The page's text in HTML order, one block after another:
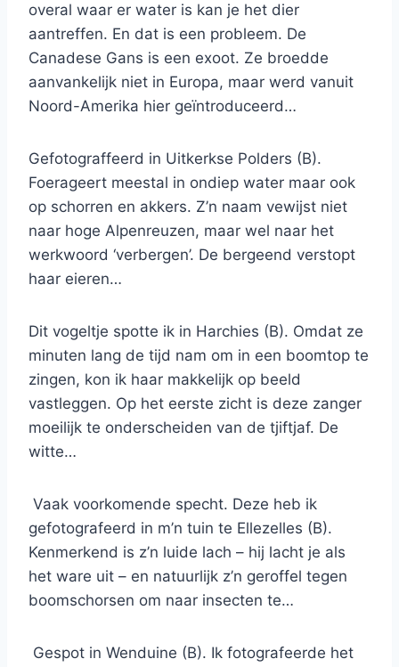
overal waar er water is kan je het dier
aantreffen. En dat is een probleem. De
Canadese Gans is een exoot. Ze broedde
aanvankelijk niet in Europa, maar werd vanuit
Noord-Amerika hier geïntroduceerd…
Gefotograffeerd in Uitkerkse Polders (B).
Foerageert meestal in ondiep water maar ook
op schorren en akkers. Z’n naam vewijst niet
naar hoge Alpenreuzen, maar wel naar het
werkwoord ‘verbergen’. De bergeend verstopt
haar eieren…
Dit vogeltje spotte ik in Harchies (B). Omdat ze
minuten lang de tijd nam om in een boomtop te
zingen, kon ik haar makkelijk op beeld
vastleggen. Op het eerste zicht is deze zanger
moeilijk te onderscheiden van de tjiftjaf. De
witte…
Vaak voorkomende specht. Deze heb ik
gefotografeerd in m’n tuin te Ellezelles (B).
Kenmerkend is z’n luide lach – hij lacht je als
het ware uit – en natuurlijk z’n geroffel tegen
boomschorsen om naar insecten te…
Gespot in Wenduine (B). Ik fotografeerde het